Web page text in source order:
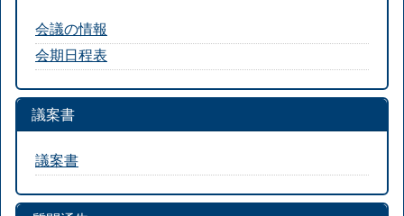
会議の情報
会期日程表
議案書
議案書